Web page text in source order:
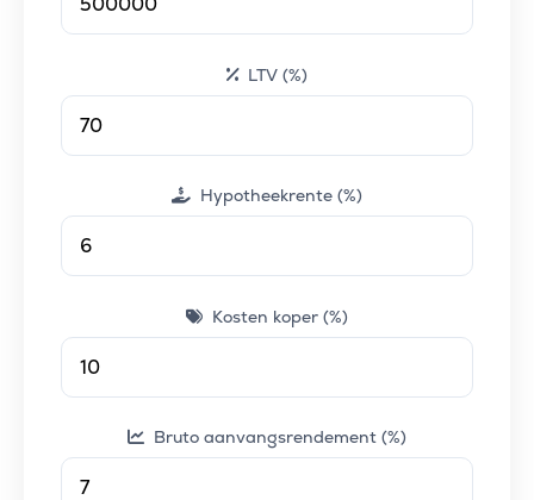
LTV (%)
Hypotheekrente (%)
Kosten koper (%)
Bruto aanvangsrendement (%)